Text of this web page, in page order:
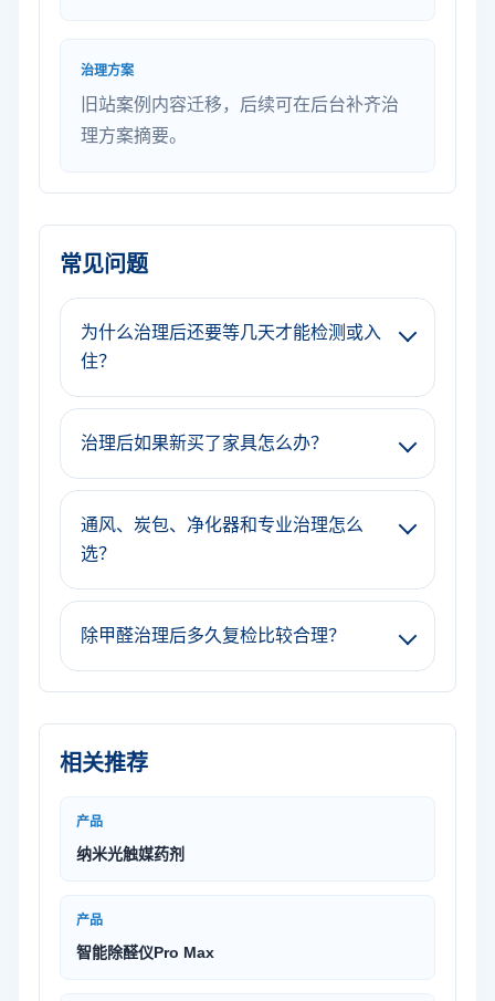
治理方案
旧站案例内容迁移，后续可在后台补齐治
理方案摘要。
常见问题
为什么治理后还要等几天才能检测或入
住？
治理后如果新买了家具怎么办？
通风、炭包、净化器和专业治理怎么
选？
除甲醛治理后多久复检比较合理？
相关推荐
产品
纳米光触媒药剂
产品
智能除醛仪Pro Max